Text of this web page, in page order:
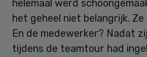
helemaal werd
het geheel niet belangrijk.
En de medewerker? Nadat
tijdens de teamtour had